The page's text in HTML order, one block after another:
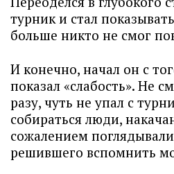
турник и стал
больше никто не смог
И конечно, начал он с
показал «слабость». Не
разу, чуть не упал с
собираться люди,
сожалением
решившего вспомнить